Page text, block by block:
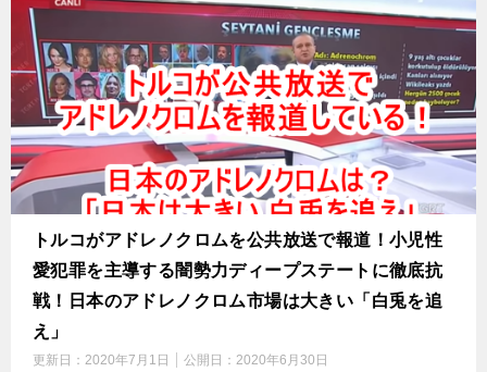
トルコがアドレノクロムを公共放送で報道！小児性
愛犯罪を主導する闇勢力ディープステートに徹底抗
戦！日本のアドレノクロム市場は大きい「白兎を追
え」
更新日： 2020年7月1日 公開日： 2020年6月30日